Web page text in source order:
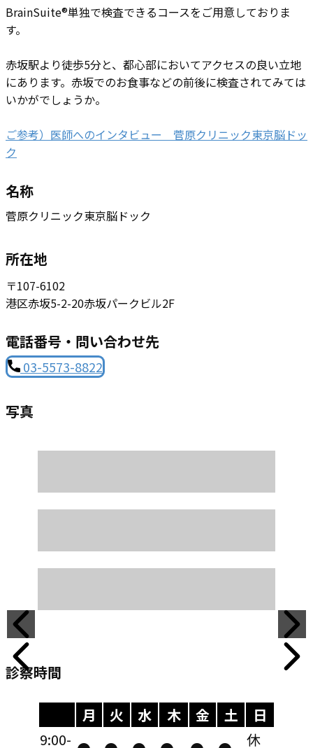
BrainSuite®単独で検査できるコースをご用意しておりま
す。
赤坂駅より徒歩5分と、都心部においてアクセスの良い立地
にあります。赤坂でのお食事などの前後に検査されてみては
いかがでしょうか。
ご参考）医師へのインタビュー 菅原クリニック東京脳ドッ
ク
名称
菅原クリニック東京脳ドック
所在地
〒107-6102
港区赤坂5-2-20赤坂パークビル2F
電話番号・問い合わせ先
03-5573-8822
写真
診察時間
月 火 水 木 金 土
日
9:00-
休